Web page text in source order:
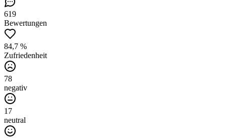
619
Bewertungen
84,7 %
Zufriedenheit
78
negativ
17
neutral